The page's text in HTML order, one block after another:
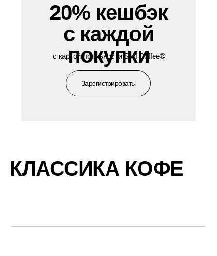
Зарегистрировать
20% кешбэк
с каждой
покупки
с картой лояльности Surf Coffee®
КЛАССИКА КОФЕ